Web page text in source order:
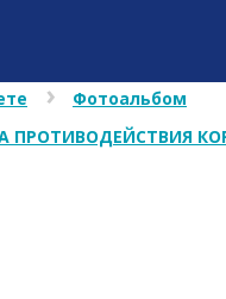
Фотоальбом
ПРОТИВОДЕЙСТВИЯ